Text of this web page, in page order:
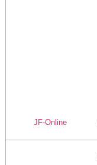
JF-Online